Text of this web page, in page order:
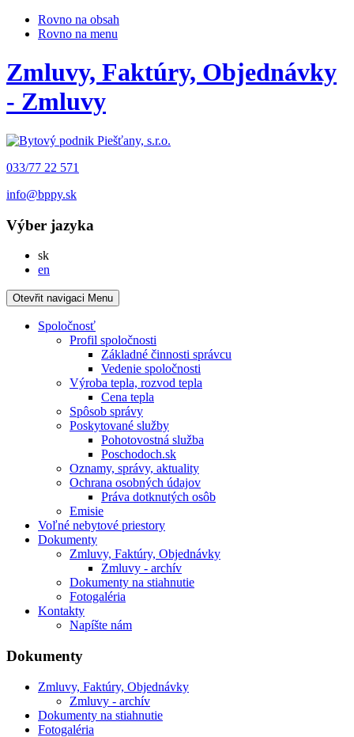
Rovno na obsah
Rovno na menu
Zmluvy, Faktúry, Objednávky
- Zmluvy
033/77 22 571
info@bppy.sk
Výber jazyka
skSlovensky
en
Otevřit navigaci Menu
Spoločnosť
Profil spoločnosti
Základné činnosti správcu
Vedenie spoločnosti
Výroba tepla, rozvod tepla
Cena tepla
Spôsob správy
Poskytované služby
Pohotovostná služba
Poschodoch.sk
Oznamy, správy, aktuality
Ochrana osobných údajov
Práva dotknutých osôb
Emisie
Voľné nebytové priestory
Dokumenty
Zmluvy, Faktúry, Objednávky
Zmluvy - archív
Dokumenty na stiahnutie
Fotogaléria
Kontakty
Napíšte nám
Dokumenty
Zmluvy, Faktúry, Objednávky
Zmluvy - archív
Dokumenty na stiahnutie
Fotogaléria